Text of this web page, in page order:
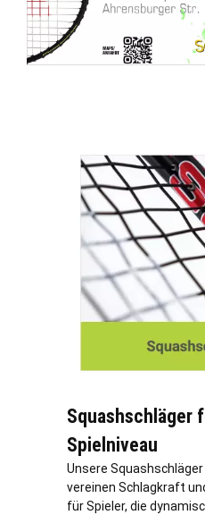
Squashschläger
Spielniveau
Unsere Squashschläger
vereinen Schlagkraft
für Spieler, die